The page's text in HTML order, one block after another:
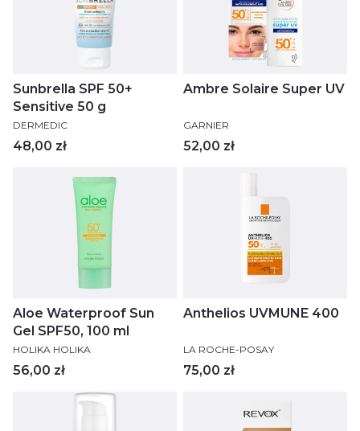
Sunbrella SPF 50+
Sensitive 50 g
PRODUCENT
DERMEDIC
Cena
48,00 zł
Ambre Solaire Super UV
PRODUCENT
GARNIER
Cena
52,00 zł
Aloe Waterproof Sun
Gel SPF50, 100 ml
PRODUCENT
HOLIKA HOLIKA
Cena
56,00 zł
Anthelios UVMUNE 400
PRODUCENT
LA ROCHE-POSAY
Cena
75,00 zł